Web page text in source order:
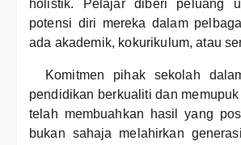
holistik. Pelajar diberi peluang
potensi diri mereka dalam
ada akademik, kokurikulum, atau
Komitmen pihak sekolah
pendidikan berkualiti dan
telah membuahkan hasil yang
bukan sahaja melahirkan